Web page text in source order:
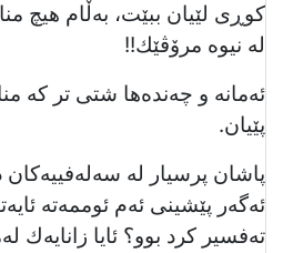
كوڕی لێیان ببێت، بەڵام هیچ
لە نیوە مرۆڤێك!!
ئەمانە و چەندەها شتی تر كە
پێیان.
پاشان پرسیار لە
ئەگەر پێشینى ئەم ئوممەتە
تەفسیر کرد بوو؟ ئایا زانایەك